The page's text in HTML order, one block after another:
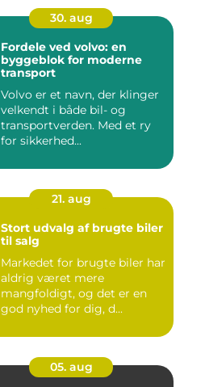
30. aug
Fordele ved volvo: en
byggeblok for moderne
transport
Volvo er et navn, der klinger
velkendt i både bil- og
transportverden. Med et ry
for sikkerhed...
21. aug
Stort udvalg af brugte biler
til salg
Markedet for brugte biler har
aldrig været mere
mangfoldigt, og det er en
god nyhed for dig, d...
05. aug